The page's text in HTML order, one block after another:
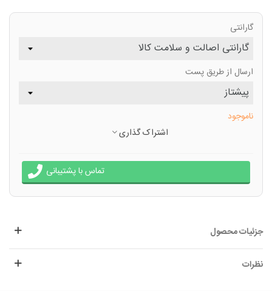
گارانتی
ارسال از طریق پست
ناموجود
اشتراک گذاری
تماس با پشتیبانی
جزئیات محصول
نظرات